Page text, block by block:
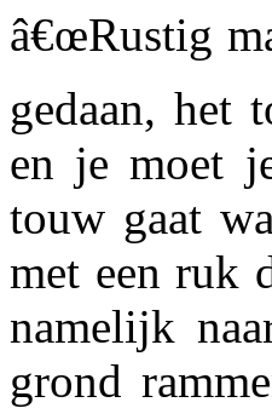
â€œRustig
gedaan, het
en je moet
touw gaat
met een ruk
namelijk
grond